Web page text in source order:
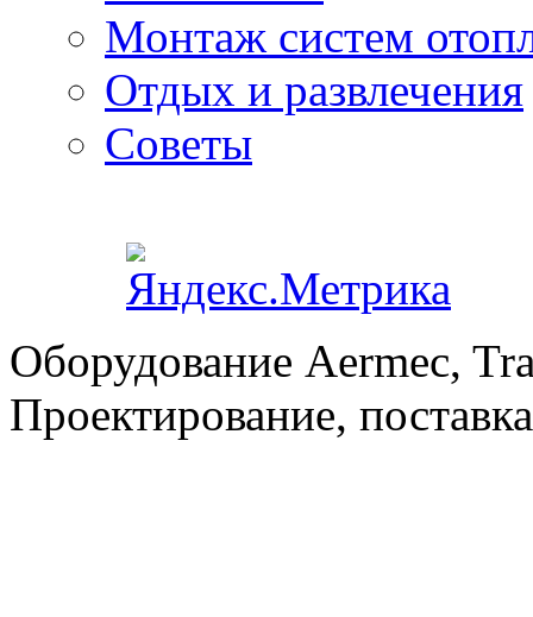
Монтаж систем
Отдых и развлечения
Советы
Оборудование Aermec,
Проектирование,